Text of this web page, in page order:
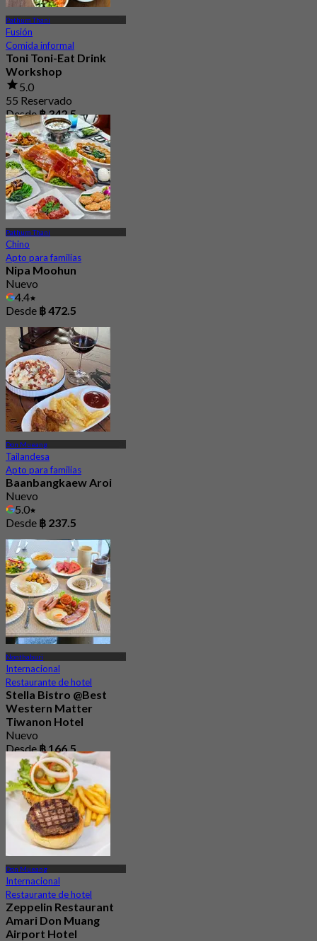
Pathum Thani
Fusión
Comida informal
Toni Toni-Eat Drink
Workshop
5.0
55 Reservado
Desde฿ 342.5
Pathum Thani
Chino
Apto para familias
Nipa Moohun
Nuevo
4.4
Desde ฿ 472.5
Don Mueang
Tailandesa
Apto para familias
Baanbangkaew Aroi
Nuevo
5.0
Desde ฿ 237.5
Nonthaburi
Internacional
Restaurante de hotel
Stella Bistro @Best
Western Matter
Tiwanon Hotel
Nuevo
Desde ฿ 166.5
Don Mueang
Internacional
Restaurante de hotel
Zeppelin Restaurant
Amari Don Muang
Airport Hotel